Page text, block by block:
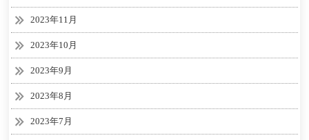
2023年11月
2023年10月
2023年9月
2023年8月
2023年7月